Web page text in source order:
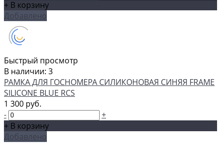
+ В корзину
Добавлено
Быстрый просмотр
В наличии: 3
РАМКА ДЛЯ ГОСНОМЕРА СИЛИКОНОВАЯ СИНЯЯ FRAME
SILICONE BLUE RCS
1 300 руб.
-
+
+ В корзину
Добавлено